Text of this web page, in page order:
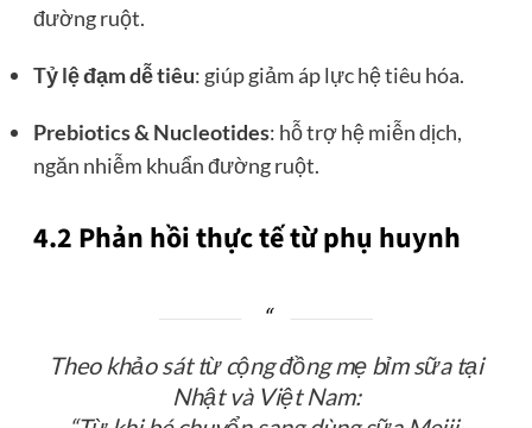
đường ruột.
Tỷ lệ đạm dễ tiêu: giúp giảm áp lực hệ tiêu hóa.
Prebiotics & Nucleotides: hỗ trợ hệ miễn dịch,
ngăn nhiễm khuẩn đường ruột.
4.2 Phản hồi thực tế từ phụ huynh
Theo khảo sát từ cộng đồng mẹ bỉm sữa tại
Nhật và Việt Nam: